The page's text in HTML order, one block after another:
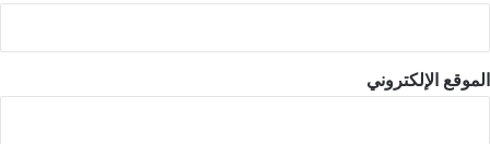
الموقع الإلكتروني